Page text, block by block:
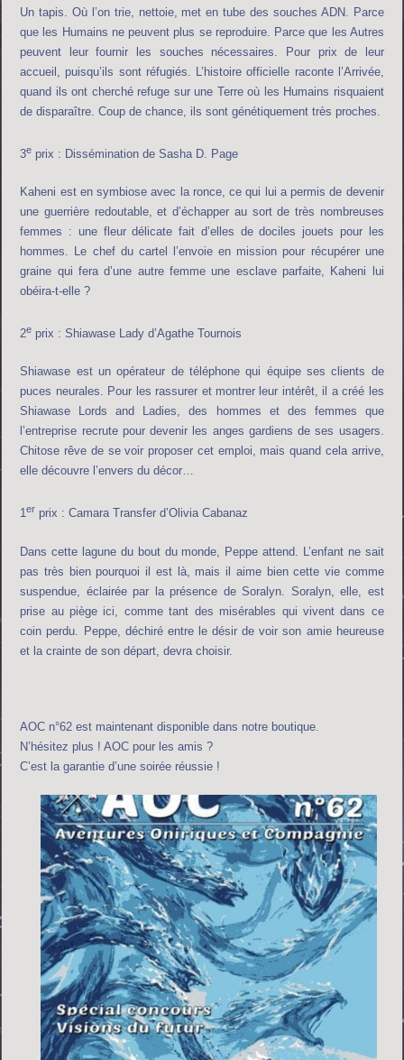
Un tapis. Où l’on trie, nettoie, met en tube des souches ADN. Parce
que les Humains ne peuvent plus se reproduire. Parce que les Autres
peuvent leur fournir les souches nécessaires. Pour prix de leur
accueil, puisqu’ils sont réfugiés. L’histoire officielle raconte l’Arrivée,
quand ils ont cherché refuge sur une Terre où les Humains risquaient
de disparaître. Coup de chance, ils sont génétiquement très proches.
3e prix : Dissémination de Sasha D. Page
Kaheni est en symbiose avec la ronce, ce qui lui a permis de devenir
une guerrière redoutable, et d’échapper au sort de très nombreuses
femmes : une fleur délicate fait d’elles de dociles jouets pour les
hommes. Le chef du cartel l’envoie en mission pour récupérer une
graine qui fera d’une autre femme une esclave parfaite, Kaheni lui
obéira-t-elle ?
2e prix : Shiawase Lady d’Agathe Tournois
Shiawase est un opérateur de téléphone qui équipe ses clients de
puces neurales. Pour les rassurer et montrer leur intérêt, il a créé les
Shiawase Lords and Ladies, des hommes et des femmes que
l’entreprise recrute pour devenir les anges gardiens de ses usagers.
Chitose rêve de se voir proposer cet emploi, mais quand cela arrive,
elle découvre l’envers du décor…
1er prix : Camara Transfer d’Olivia Cabanaz
Dans cette lagune du bout du monde, Peppe attend. L’enfant ne sait
pas très bien pourquoi il est là, mais il aime bien cette vie comme
suspendue, éclairée par la présence de Soralyn. Soralyn, elle, est
prise au piège ici, comme tant des misérables qui vivent dans ce
coin perdu. Peppe, déchiré entre le désir de voir son amie heureuse
et la crainte de son départ, devra choisir.
AOC n°62 est maintenant disponible dans notre boutique.
N’hésitez plus ! AOC pour les amis ?
C’est la garantie d’une soirée réussie !